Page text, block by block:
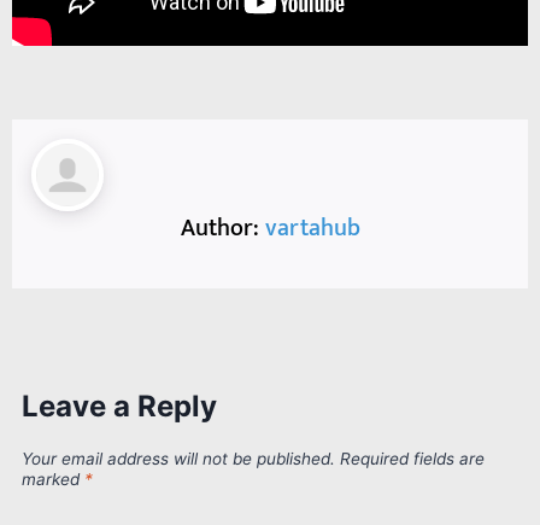
Author:vartahub
Leave a Reply
Your email address will not be published. Required fields are
marked *